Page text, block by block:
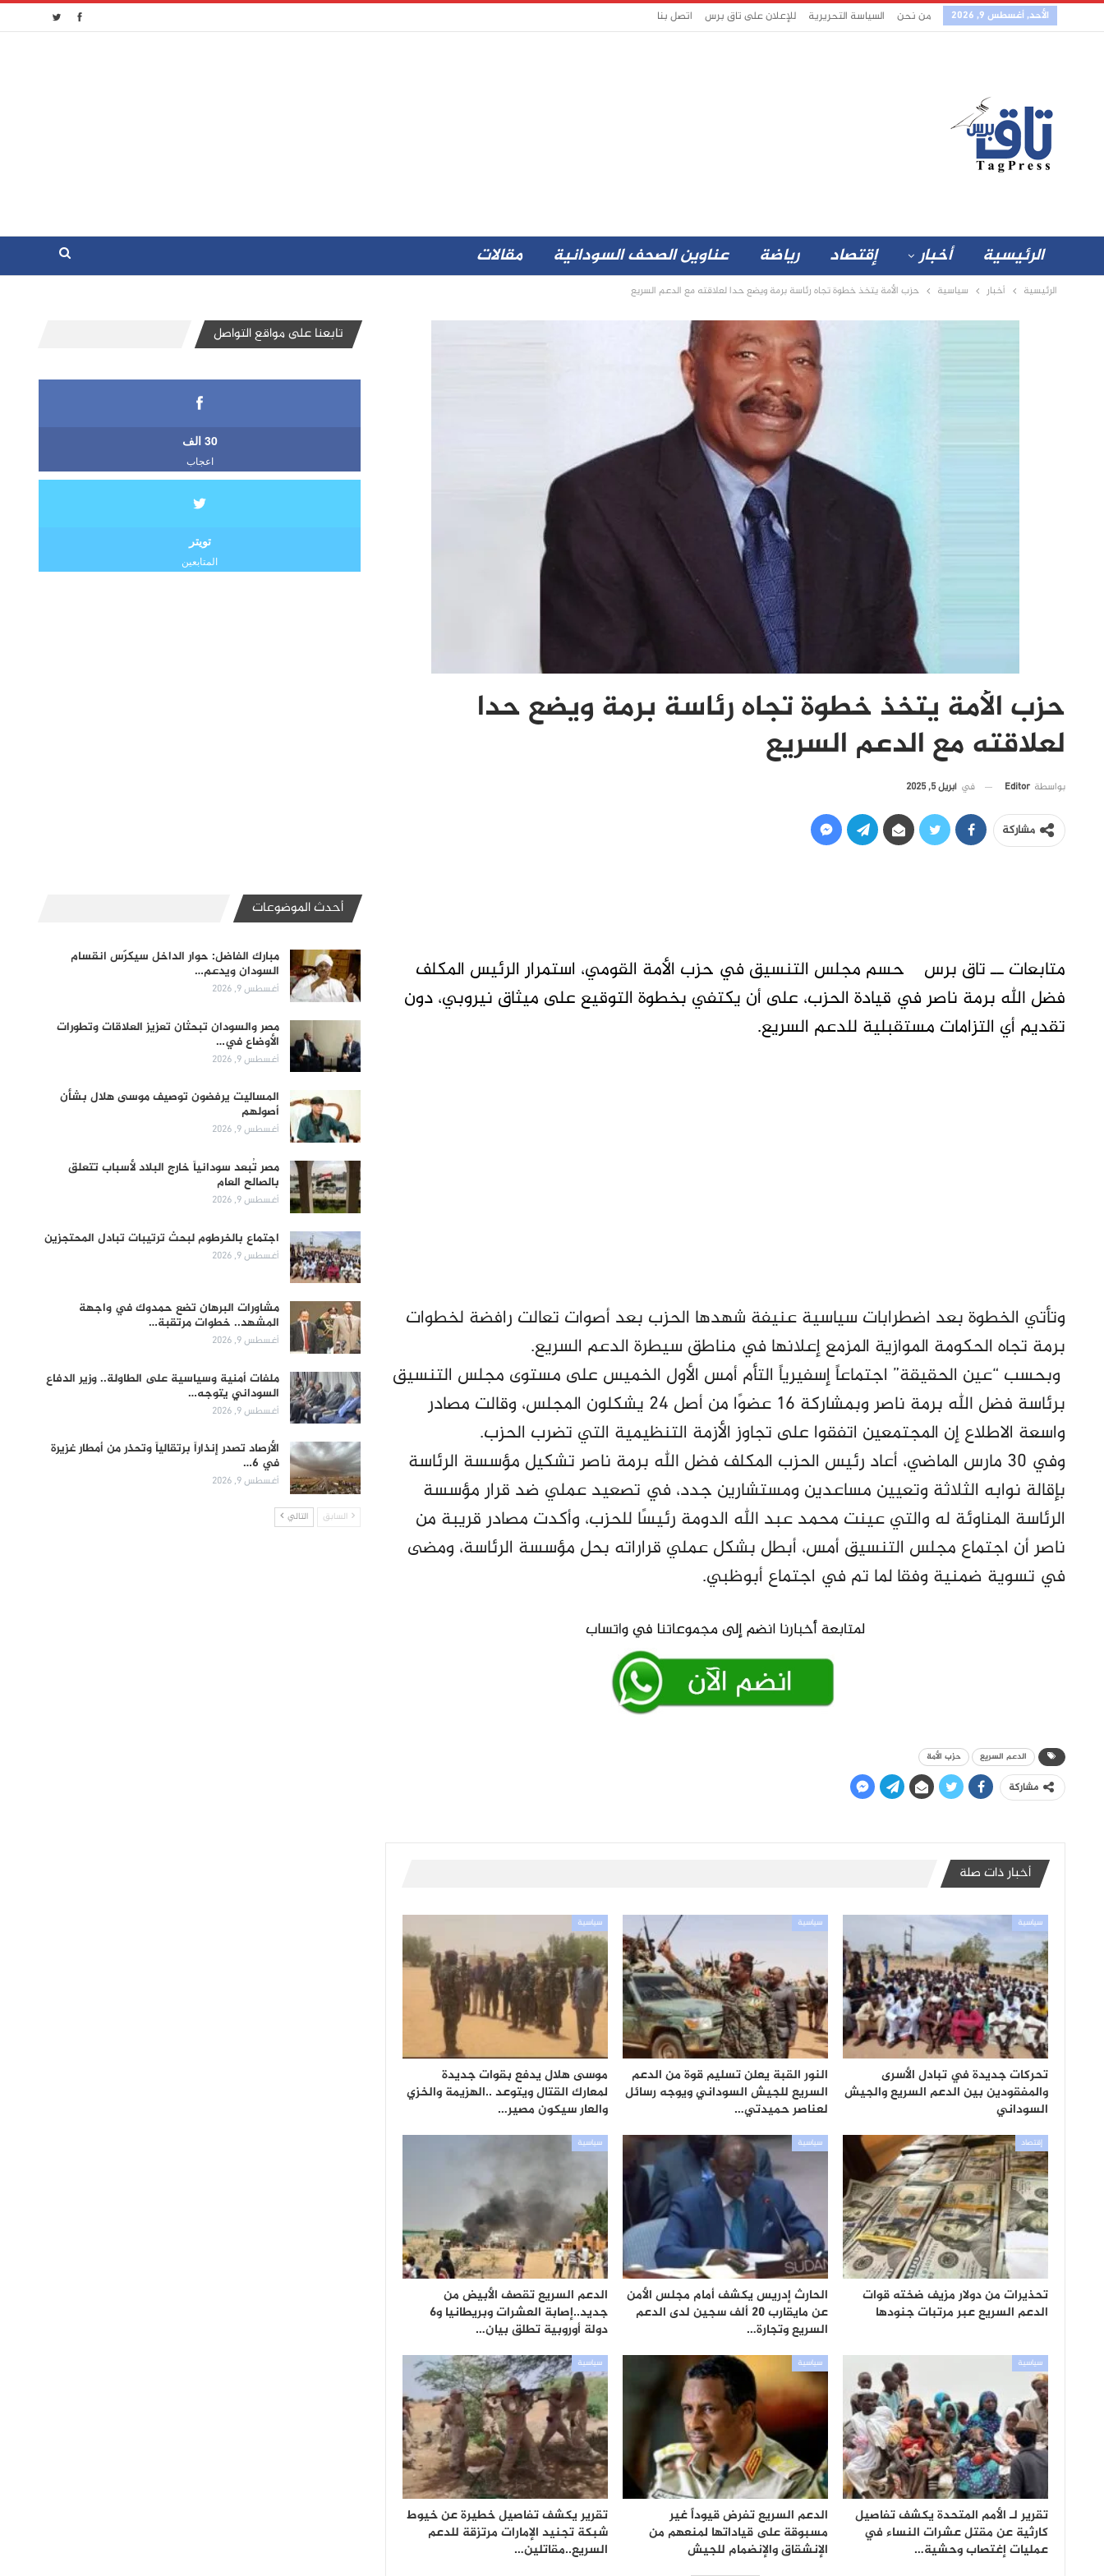
الأحد, أغسطس 9, 2026 من نحن السياسة التحريرية للإعلان على تاق برس اتصل بنا
الرئيسية أخبار إقتصاد رياضة عناوين الصحف السودانية مقالات
الرئيسية أخبار سياسية حزب الأمة يتخذ خطوة تجاه رئاسة برمة ويضع حدا لعلاقته مع الدعم السريع
حزب الأمة يتخذ خطوة تجاه رئاسة برمة ويضع حدا
لعلاقته مع الدعم السريع
بواسطة Editor في أبريل 5, 2025
مشاركة
متابعات ــ تاق برس حسم مجلس التنسيق في حزب الأمة القومي، استمرار الرئيس المكلف
فضل الله برمة ناصر في قيادة الحزب، على أن يكتفي بخطوة التوقيع على ميثاق نيروبي، دون
تقديم أي التزامات مستقبلية للدعم السريع.
وتأتي الخطوة بعد اضطرابات سياسية عنيفة شهدها الحزب بعد أصوات تعالت رافضة لخطوات
برمة تجاه الحكومة الموازية المزمع إعلانها في مناطق سيطرة الدعم السريع.
وبحسب “عين الحقيقة” اجتماعاً إسفيرياً التأم أمس الأول الخميس على مستوى مجلس التنسيق
برئاسة فضل الله برمة ناصر وبمشاركة 16 عضوًا من أصل 24 يشكلون المجلس، وقالت مصادر
واسعة الاطلاع إن المجتمعين اتفقوا على تجاوز الأزمة التنظيمية التي تضرب الحزب.
وفي 30 مارس الماضي، أعاد رئيس الحزب المكلف فضل الله برمة ناصر تشكيل مؤسسة الرئاسة
بإقالة نوابه الثلاثة وتعيين مساعدين ومستشارين جدد، في تصعيد عملي ضد قرار مؤسسة
الرئاسة المناوئة له والتي عينت محمد عبد الله الدومة رئيسًا للحزب، وأكدت مصادر قريبة من
ناصر أن اجتماع مجلس التنسيق أمس، أبطل بشكل عملي قراراته بحل مؤسسة الرئاسة، ومضى
في تسوية ضمنية وفقا لما تم في اجتماع أبوظبي.
الدعم السريع حزب الأمة
مشاركة
أخبار ذات صلة
سياسية
تحركات جديدة في تبادل الأسرى
والمفقودين بين الدعم السريع والجيش
السوداني
سياسية
النور القبة يعلن تسليم قوة من الدعم
السريع للجيش السوداني ويوجه رسائل
لعناصر حميدتي…
سياسية
موسى هلال يدفع بقوات جديدة
لمعارك القتال ويتوعد ..الهزيمة والخزي
والعار سيكون مصير…
إقتصاد
تحذيرات من دولار مزيف ضخته قوات
الدعم السريع عبر مرتبات جنودها
سياسية
الحارث إدريس يكشف أمام مجلس الأمن
عن مايقارب 20 ألف سجين لدى الدعم
السريع وتجارة…
سياسية
الدعم السريع تقصف الأبيض من
جديد..إصابة العشرات وبريطانيا و6
دولة أوروبية تطلق بيان…
سياسية
تقرير لـ الأمم المتحدة يكشف تفاصيل
كارثية عن مقتل عشرات النساء في
عمليات إغتصاب وحشية…
سياسية
الدعم السريع تفرض قيوداً غير
مسبوقة على قياداتها لمنعهم من
الإنشقاق والإنضمام للجيش
سياسية
تقرير يكشف تفاصيل خطيرة عن خيوط
شبكة تجنيد الإمارات مرتزقة للدعم
السريع..مقاتلين…
تابعنا على مواقع التواصل
30 الف
اعجاب
تويتر
المتابعين
أحدث الموضوعات
مبارك الفاضل: حوار الداخل سيكرّس انقسام
السودان ويدعم…
أغسطس 9, 2026
مصر والسودان تبحثان تعزيز العلاقات وتطورات
الأوضاع في…
أغسطس 9, 2026
المساليت يرفضون توصيف موسى هلال بشأن
أصولهم
أغسطس 9, 2026
مصر تُبعد سودانياً خارج البلاد لأسباب تتعلق
بالصالح العام
أغسطس 9, 2026
اجتماع بالخرطوم لبحث ترتيبات تبادل المحتجزين
أغسطس 9, 2026
مشاورات البرهان تضع حمدوك في واجهة
المشهد.. خطوات مرتقبة…
أغسطس 9, 2026
ملفات أمنية وسياسية على الطاولة.. وزير الدفاع
السوداني يتوجه…
أغسطس 9, 2026
الأرصاد تصدر إنذاراً برتقالياً وتحذر من أمطار غزيرة
في 6…
أغسطس 9, 2026
السابق التالي